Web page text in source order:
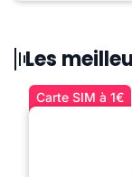
Les
Carte SIM à 1€